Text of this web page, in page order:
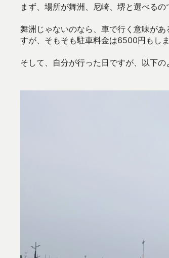
まず、場所が舞洲、尼崎、堺と選べる
舞洲じゃないのなら、車で行く意味が
すが、そもそも駐車料金は6500円もしま
そして、自分が行った日ですが、以下の